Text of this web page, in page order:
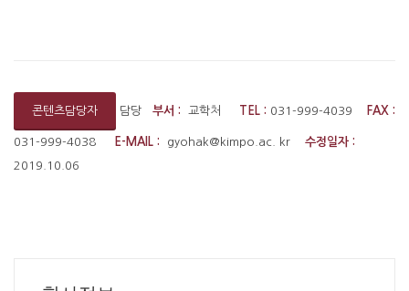
콘텐츠담당자 담당 부서 : 교학처 TEL : 031-999-4039 FAX :
031-999-4038 E-MAIL : gyohak@kimpo.ac. kr 수정일자 :
2019.10.06